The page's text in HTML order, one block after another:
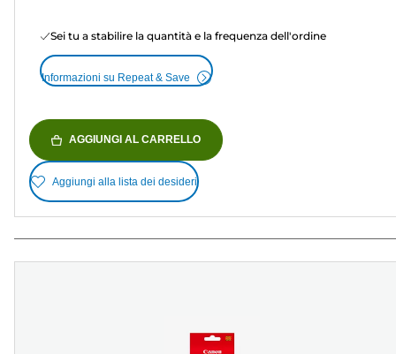
Sei tu a stabilire la quantità e la frequenza dell'ordine
Informazioni su Repeat & Save
AGGIUNGI AL CARRELLO
Aggiungi alla lista dei desideri